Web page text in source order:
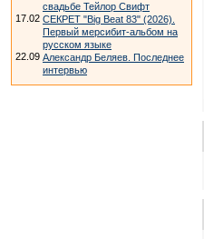
свадьбе Тейлор Свифт
17.02 СЕКРЕТ "Big Beat 83" (2026).
Первый мерсибит-альбом на
русском языке
22.09 Александр Беляев. Последнее
интервью